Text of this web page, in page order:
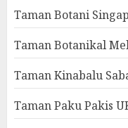
Taman Botani
Taman Botanikal
Taman Kinabalu
Taman Paku Pakis